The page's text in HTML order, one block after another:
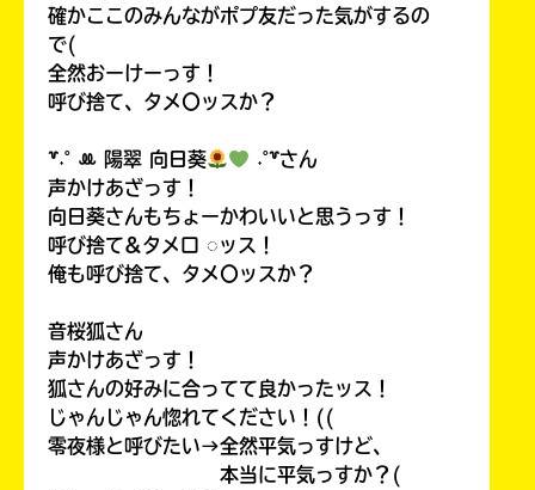
確かここのみんながポプ友だった気がするの
で(
全然おーけーっす！
呼び捨て、タメ〇ッスか？
꒷˖˚ ꔛ‬ 陽翠 向日葵
˖˚꒷さん
声かけあざっす！
向日葵さんもちょーかわいいと思うっす！
呼び捨て&タメ口 ◌ッス！
俺も呼び捨て、タメ〇ッスか？
音桜狐さん
声かけあざっす！
狐さんの好みに合ってて良かったッス！
じゃんじゃん惚れてください！((
零夜様と呼びたい→全然平気っすけど、
本当に平気っすか？(